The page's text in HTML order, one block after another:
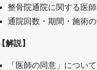
整骨院通院に関する医
通院回数・期間・施術
【解説】
「医師の同意」につい